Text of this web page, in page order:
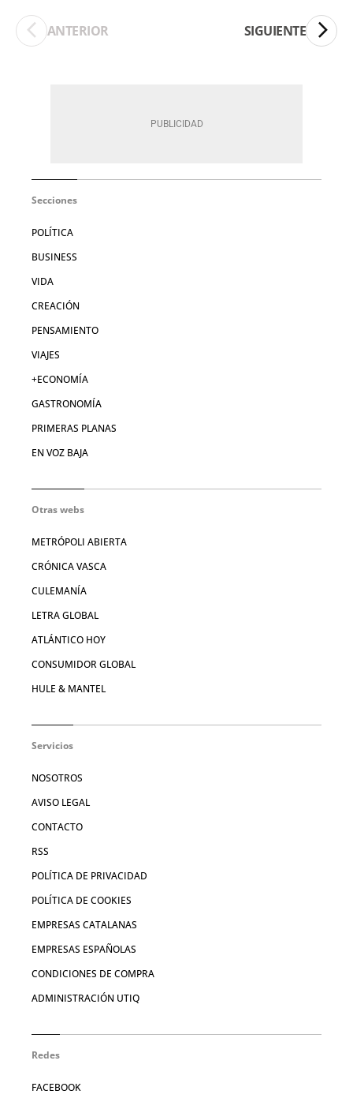
ANTERIOR SIGUIENTE
Secciones
POLÍTICA
BUSINESS
VIDA
CREACIÓN
PENSAMIENTO
VIAJES
+ECONOMÍA
GASTRONOMÍA
PRIMERAS PLANAS
EN VOZ BAJA
Otras webs
METRÓPOLI ABIERTA
CRÓNICA VASCA
CULEMANÍA
LETRA GLOBAL
ATLÁNTICO HOY
CONSUMIDOR GLOBAL
HULE & MANTEL
Servicios
NOSOTROS
AVISO LEGAL
CONTACTO
RSS
POLÍTICA DE PRIVACIDAD
POLÍTICA DE COOKIES
EMPRESAS CATALANAS
EMPRESAS ESPAÑOLAS
CONDICIONES DE COMPRA
ADMINISTRACIÓN UTIQ
Redes
FACEBOOK